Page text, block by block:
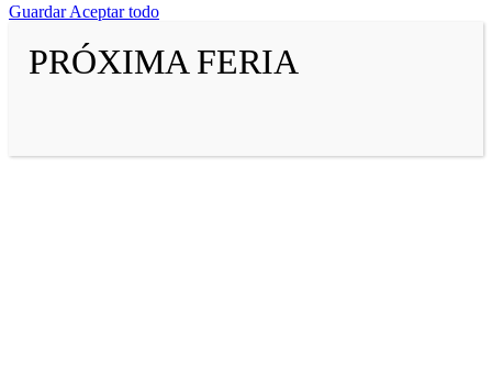
GuardarAceptar todo
PRÓXIMA FERIA